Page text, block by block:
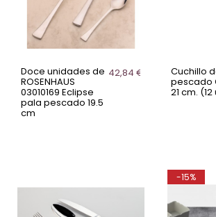
Doce unidades de
ROSENHAUS
03010169 Eclipse
pala pescado 19.5
cm
42,84 € Cuchillo
pescado
21 cm.
-15%